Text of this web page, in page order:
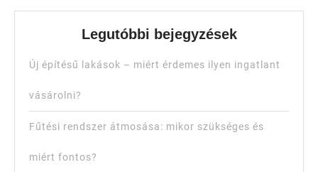
Legutóbbi bejegyzések
Új építésű lakások – miért érdemes ilyen ingatlant
vásárolni?
Fűtési rendszer átmosása: mikor szükséges és
miért fontos?